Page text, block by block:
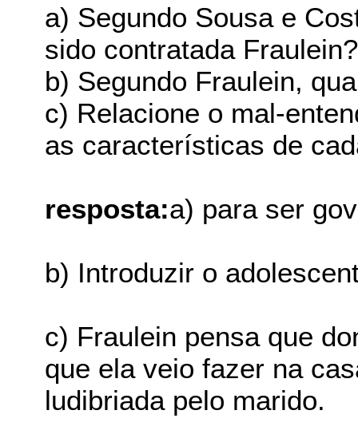
a) Segundo Sousa e
sido contratada Fraulein?
b) Segundo Fraulein,
c) Relacione o mal-
as características de
resposta:a) para ser
b) Introduzir o
c) Fraulein pensa que
que ela veio fazer na
ludibriada pelo marido.